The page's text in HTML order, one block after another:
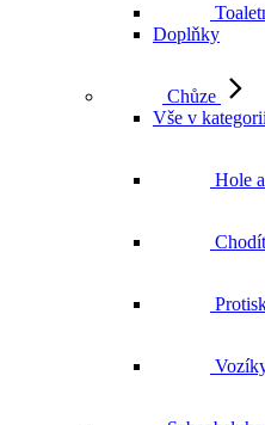
Doplňky
Chůze
Vše v
Hole